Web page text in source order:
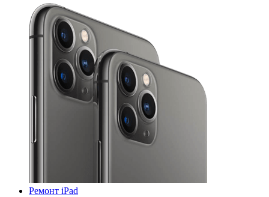
Ремонт iPad